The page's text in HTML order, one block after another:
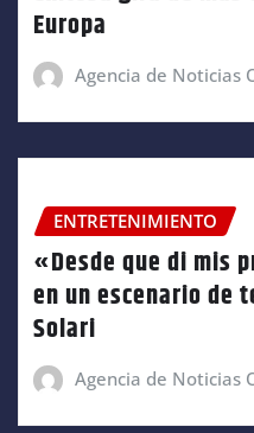
Europa
Agencia de Noticias
ENTRETENIMIENTO
«Desde que di mis
en un escenario de
Solari
Agencia de Noticias